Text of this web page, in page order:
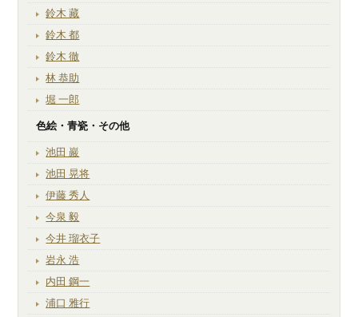
鈴木 藏
鈴木 都
鈴木 徹
林 恭助
堀 一郎
色絵・青瓷・その他
池田 巖
池田 晃将
伊藤 秀人
今泉 毅
今井 瑠衣子
岩永 浩
内田 鋼一
浦口 雅行